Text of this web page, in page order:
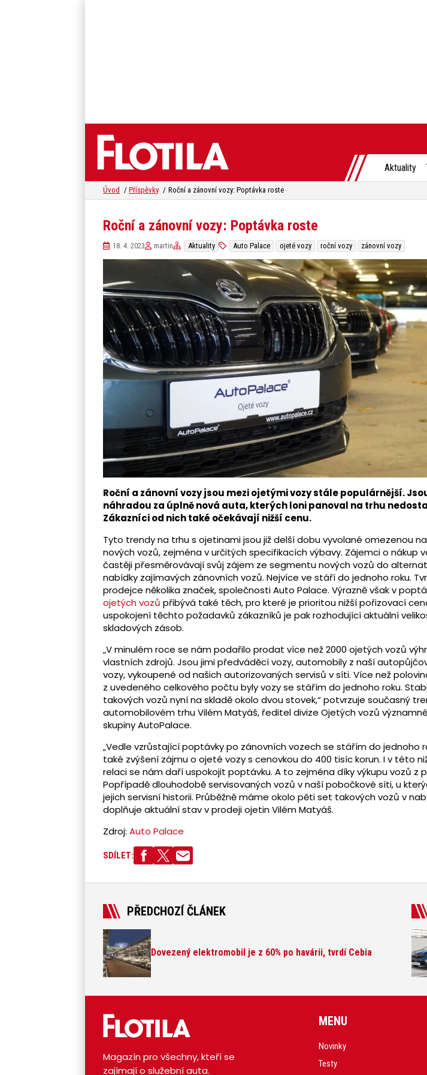
Aktuality
Úvod Příspěvky Roční a zánovní vozy: Poptávka roste
Roční a zánovní vozy: Poptávka roste
18. 4. 2023 martin Aktuality Auto Palace ojeté vozy roční vozy zánovní vozy
Roční a zánovní vozy jsou mezi ojetými vozy stále populárnější.
náhradou za úplně nová auta, kterých loni panoval na trhu
Zákazníci od nich také očekávají nižší cenu.
Tyto trendy na trhu s ojetinami jsou již delší dobu vyvolané omezenou
nových vozů, zejména v určitých specifikacích výbavy. Zájemci o nákup
častěji přesměrovávají svůj zájem ze segmentu nových vozů do
nabídky zajímavých zánovních vozů. Nejvíce ve stáří do jednoho roku.
prodejce několika značek, společnosti Auto Palace. Výrazně však v
ojetých vozů přibývá také těch, pro které je prioritou nižší pořizovací
uspokojení těchto požadavků zákazníků je pak rozhodující aktuální
skladových zásob.
„V minulém roce se nám podařilo prodat více než 2000 ojetých vozů
vlastních zdrojů. Jsou jimi předváděcí vozy, automobily z naší
vozy, vykoupené od našich autorizovaných servisů v síti. Více než
z uvedeného celkového počtu byly vozy se stářím do jednoho roku.
takových vozů nyní na skladě okolo dvou stovek,“ potvrzuje současný
automobilovém trhu Vilém Matyáš, ředitel divize Ojetých vozů
skupiny AutoPalace.
„Vedle vzrůstající poptávky po zánovních vozech se stářím do jednoho
také zvýšení zájmu o ojeté vozy s cenovkou do 400 tisíc korun. I v této
relaci se nám daří uspokojit poptávku. A to zejména díky výkupu vozů z
Popřípadě dlouhodobě servisovaných vozů v naší pobočkové síti, u
jejich servisní historii. Průběžně máme okolo pěti set takových vozů v
doplňuje aktuální stav v prodeji ojetin Vilém Matyáš.
Zdroj: Auto Palace
SDÍLET:
PŘEDCHOZÍ ČLÁNEK
Dovezený elektromobil je z 60% po havárii, tvrdí Cebia
Magazín pro všechny, kteří se
zajímají o služební auta.
MENU
Novinky
Testy